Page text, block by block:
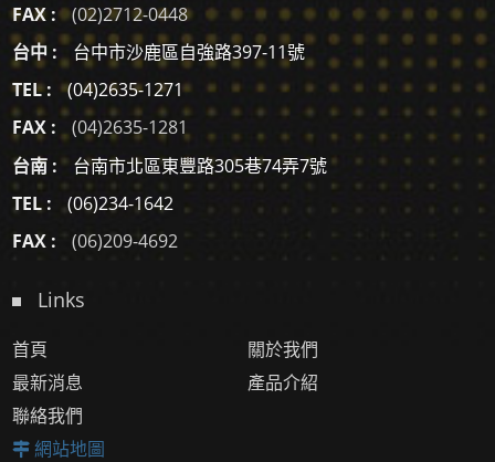
FAX : (02)2712-0448
台中 :
台中市沙鹿區自強路397-11號
TEL :
(04)2635-1271
FAX :
(04)2635-1281
台南 :
台南市北區東豐路305巷74弄7號
TEL :
(06)234-1642
FAX :
(06)209-4692
Links
首頁
關於我們
最新消息
產品介紹
聯絡我們
網站地圖